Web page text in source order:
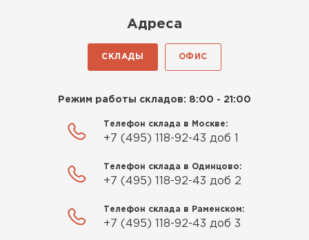
Адреса
СКЛАДЫ ОФИС
Режим работы складов: 8:00 - 21:00
Телефон склада в Москве:
+7 (495) 118-92-43 доб 1
Телефон склада в Одинцово:
+7 (495) 118-92-43 доб 2
Телефон склада в Раменском:
+7 (495) 118-92-43 доб 3
ПЕРЕЙТИ